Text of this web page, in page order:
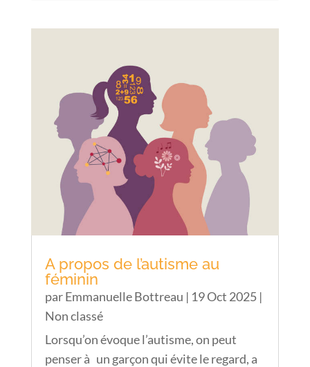
A propos de l’autisme au
féminin
parEmmanuelle Bottreau | 19 Oct 2025|
Non classé
Lorsqu’on évoque l’autisme, on peut
penser à un garçon qui évite le regard, a